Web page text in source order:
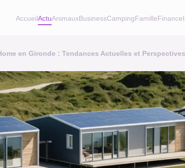
AccueilActuAnimauxBusinessCampingFamilleFinance
en Gironde : Tendances Actuelles et